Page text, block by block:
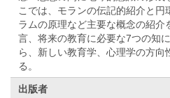
こでは、モランの伝記的紹介と
ラムの原理など主要な概念の紹介
言、将来の教育に必要な7つの知
ら、新しい教育学、心理学の方
る。
出版者